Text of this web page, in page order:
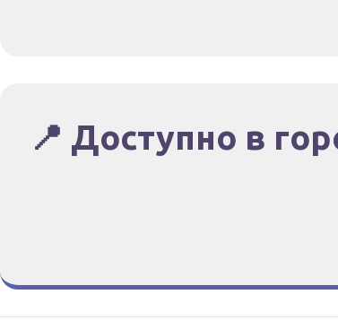
📍 Доступно в